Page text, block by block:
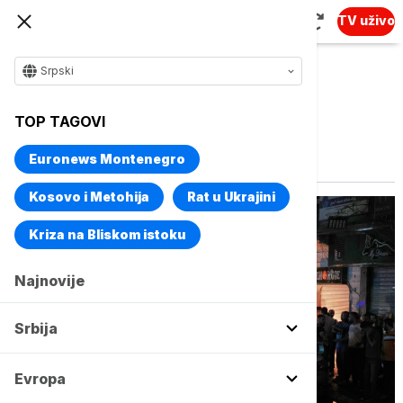
TV uživo
Srpski
TOP TAGOVI
Euronews Montenegro
Kosovo i Metohija Rat u Ukrajini
Kriza na Bliskom istoku
Najnovije
Srbija
Evropa
Vise o temi
Damask